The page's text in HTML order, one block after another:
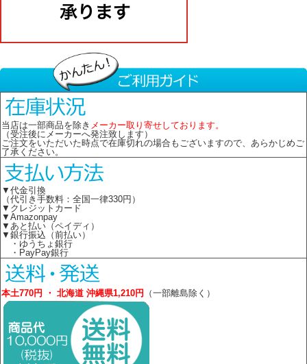
当店は一部商品を除き メーカー取り寄せしております。
（受注後にメーカーへ発注致します）
ご注文をいただいた時点で在庫切れの場合もございますので、あらかじめご
了承ください。
▼代金引換
（代引き手数料：全国一律330円）
▼クレジットカード
▼Amazonpay
▼あと払い（ペイディ）
▼銀行振込（前払い）
・ゆうちょ銀行
・PayPay銀行
本土770円 ・ 北海道 沖縄県1,210円 （一部離島除く）